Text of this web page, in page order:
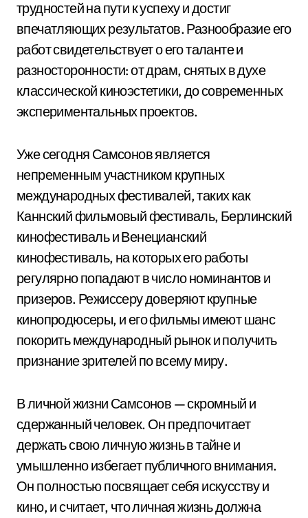
трудностей на пути к успеху и достиг
впечатляющих результатов. Разнообразие его
работ свидетельствует о его таланте и
разносторонности: от драм, снятых в духе
классической киноэстетики, до современных
экспериментальных проектов.
Уже сегодня Самсонов является
непременным участником крупных
международных фестивалей, таких как
Каннский фильмовый фестиваль, Берлинский
кинофестиваль и Венецианский
кинофестиваль, на которых его работы
регулярно попадают в число номинантов и
призеров. Режиссеру доверяют крупные
кинопродюсеры, и его фильмы имеют шанс
покорить международный рынок и получить
признание зрителей по всему миру.
В личной жизни Самсонов — скромный и
сдержанный человек. Он предпочитает
держать свою личную жизнь в тайне и
умышленно избегает публичного внимания.
Он полностью посвящает себя искусству и
кино, и считает, что личная жизнь должна